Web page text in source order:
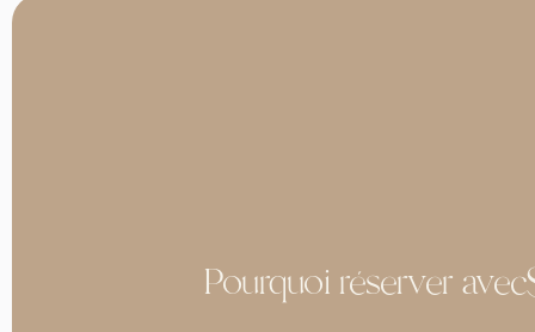
Pourquoi réserver avec